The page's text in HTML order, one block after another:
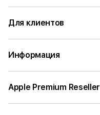
Для клиентов
Информация
Apple Premium Reseller